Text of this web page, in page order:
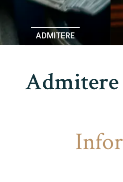
ADMITERE
Admitere